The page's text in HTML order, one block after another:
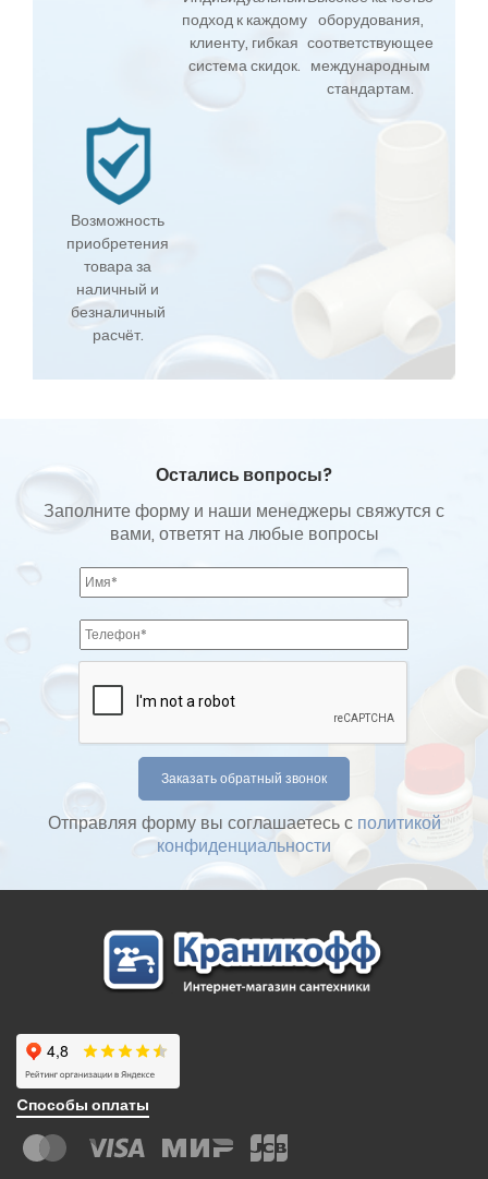
подход к каждому
клиенту, гибкая
система скидок.
оборудования,
соответствующее
международным
стандартам.
Возможность
приобретения
товара за
наличный и
безналичный
расчёт.
Остались вопросы?
Заполните форму и наши менеджеры свяжутся с
вами, ответят на любые вопросы
Отправляя форму вы соглашаетесь с политикой
конфиденциальности
Cпособы оплаты